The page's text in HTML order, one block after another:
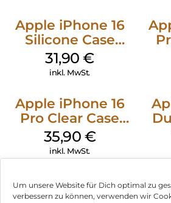
Um unsere Website für Dich optimal zu
verbessern zu können, verwenden wir
Apple iPhone 16
Silicone Case
MagSafe Fuchsia
31,90€
inkl. MwSt.
Apple iPhone 16
Pro Clear Case
MagSafe
Transparent
35,90 €
inkl. MwSt.